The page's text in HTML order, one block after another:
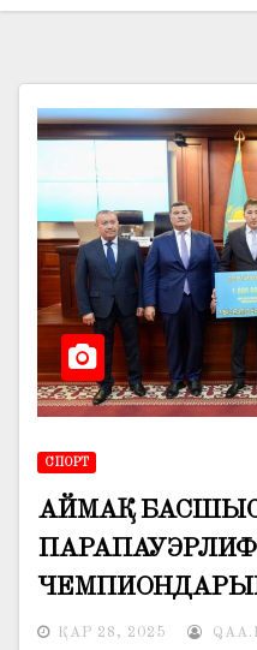
СПОРТ
АЙМАҚ
ҚАР 28, 2025